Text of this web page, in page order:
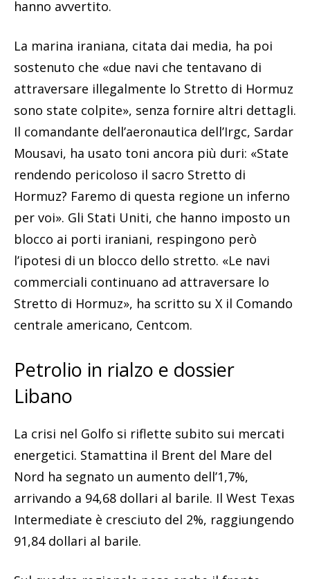
hanno avvertito.
La marina iraniana, citata dai media, ha poi
sostenuto che «due navi che tentavano di
attraversare illegalmente lo Stretto di Hormuz
sono state colpite», senza fornire altri dettagli.
Il comandante dell’aeronautica dell’Irgc, Sardar
Mousavi, ha usato toni ancora più duri: «State
rendendo pericoloso il sacro Stretto di
Hormuz? Faremo di questa regione un inferno
per voi». Gli Stati Uniti, che hanno imposto un
blocco ai porti iraniani, respingono però
l’ipotesi di un blocco dello stretto. «Le navi
commerciali continuano ad attraversare lo
Stretto di Hormuz», ha scritto su X il Comando
centrale americano, Centcom.
Petrolio in rialzo e dossier
Libano
La crisi nel Golfo si riflette subito sui mercati
energetici. Stamattina il Brent del Mare del
Nord ha segnato un aumento dell’1,7%,
arrivando a 94,68 dollari al barile. Il West Texas
Intermediate è cresciuto del 2%, raggiungendo
91,84 dollari al barile.